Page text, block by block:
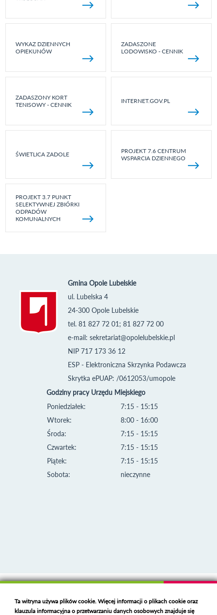
WYKAZ DZIENNYCH
OPIEKUNÓW
ZADASZONE
LODOWISKO - CENNIK
ZADASZONY KORT
TENISOWY - CENNIK
INTERNET.GOV.PL
ŚWIETLICA ZADOLE
PROJEKT 7.6 CENTRUM
WSPARCIA DZIENNEGO
PROJEKT 3.7 PUNKT
SELEKTYWNEJ ZBIÓRKI
ODPADÓW
KOMUNALNYCH
Gmina Opole Lubelskie
ul. Lubelska 4
24-300 Opole Lubelskie
tel. 81 827 72 01; 81 827 72 00
e-mail: sekretariat@opolelubelskie.pl
NIP 717 173 36 12
ESP - Elektroniczna Skrzynka Podawcza
Skrytka ePUAP: /0612053/umopole
Godziny pracy Urzędu Miejskiego
Poniedziałek:
Wtorek:
Środa:
Czwartek:
Piątek:
Sobota:
7:15 - 15:15
8:00 - 16:00
7:15 - 15:15
7:15 - 15:15
7:15 - 15:15
nieczynne
Deklaracja dostępności
Ta witryna używa plików cookie. Więcej informacji o plikach cookie oraz
klauzula informacyjna o przetwarzaniu danych osobowych znajduje się